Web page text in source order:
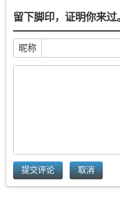
留下脚印，证明你来过
昵称
取消